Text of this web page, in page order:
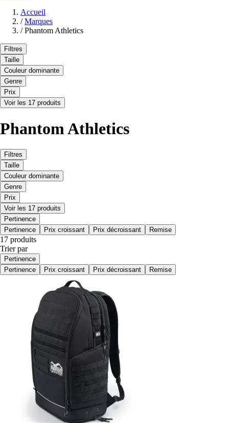
Accueil
/ Marques
/ Phantom Athletics
Filtres
Taille
Couleur dominante
Genre
Prix
Voir les 17 produits
Phantom Athletics
Filtres
Taille
Couleur dominante
Genre
Prix
Voir les 17 produits
Pertinence
Pertinence
Prix croissant Prix décroissant Remise
17 produits
Trier par
Pertinence
Pertinence
Prix croissant Prix décroissant Remise